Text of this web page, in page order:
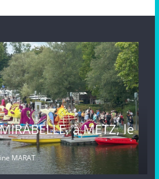
Activités estivales Actualités
FETE de la MIRABELLE,
août, METZ
16 septembre 2024 Carine MARAT